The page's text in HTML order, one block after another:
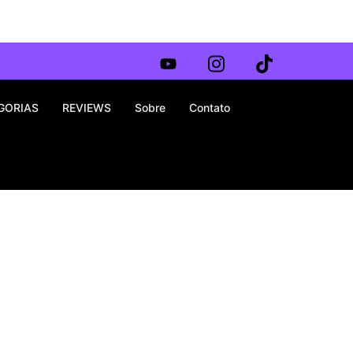
REVIEWS Sobre Contato